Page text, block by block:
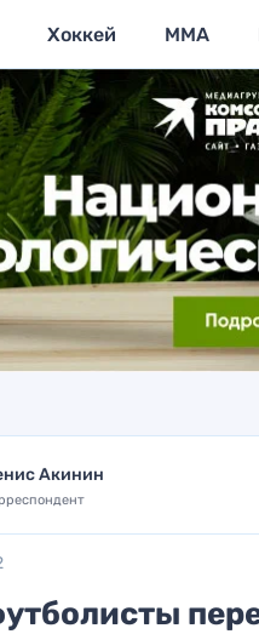
Хоккей MMA
Акинин